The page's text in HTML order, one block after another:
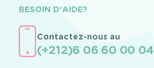
BESOIN D'AIDE?
Contactez-nous au
(+212)6 06 60 00 04